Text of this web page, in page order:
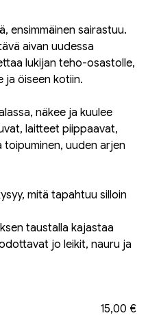
ensimmäinen sairastuu.
aivan uudessa
lukijan teho-osastolle,
ja öiseen kotiin.
näkee ja kuulee
laitteet piippaavat,
toipuminen, uuden arjen
mitä tapahtuu silloin
taustalla kajastaa
jo leikit, nauru ja
15,00 €